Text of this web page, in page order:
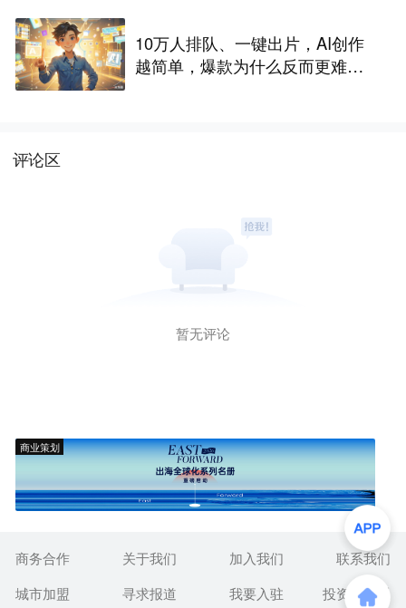
10万人排队、一键出片，AI创作
越简单，爆款为什么反而更难做
评论区
暂无评论
商业策划
商务合作 关于我们 加入我们
联系我们
城市加盟
寻求报道 我要入驻 投资者关系